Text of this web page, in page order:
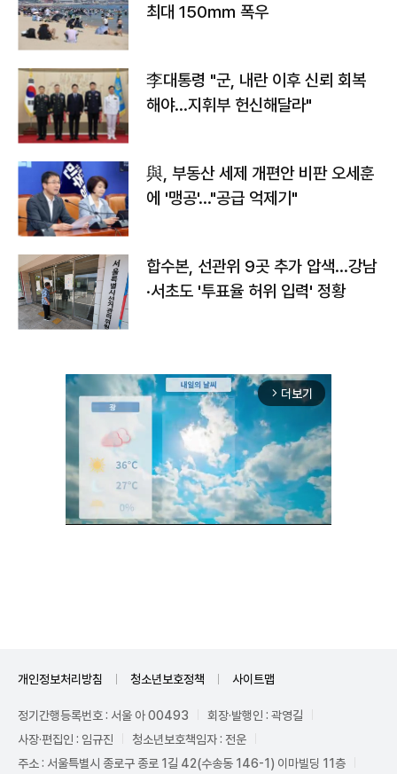
최대 150㎜ 폭우
李대통령 "군, 내란 이후 신뢰 회복
해야…지휘부 헌신해달라"
與, 부동산 세제 개편안 비판 오세훈
에 '맹공'…"공급 억제기"
합수본, 선관위 9곳 추가 압색…강남
·서초도 '투표율 허위 입력' 정황
arrow_forward_ios 더보기
개인정보처리방침 청소년보호정책 사이트맵
정기간행등록번호 : 서울 아 00493
회장·발행인 : 곽영길
사장·편집인 : 임규진
청소년보호책임자 : 전운
주소 : 서울특별시 종로구 종로 1길 42(수송동 146-1) 이마빌딩 11층